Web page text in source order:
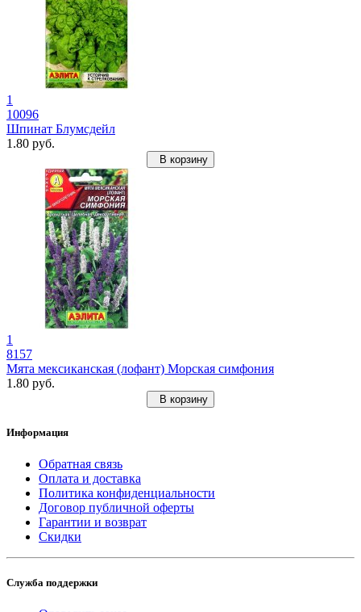
1
10096
Шпинат Блумсдейл
1.80 руб.
В корзину
1
8157
Мята мексиканская (лофант) Морская симфония
1.80 руб.
В корзину
Информация
Обратная связь
Оплата и доставка
Политика конфиденциальности
Договор публичной оферты
Гарантии и возврат
Скидки
Служба поддержки